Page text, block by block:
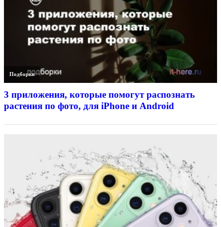
Подборки
3 приложения, которые помогут распознать
растения по фото, для iPhone и Android